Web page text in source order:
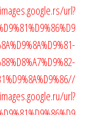
url?
url?